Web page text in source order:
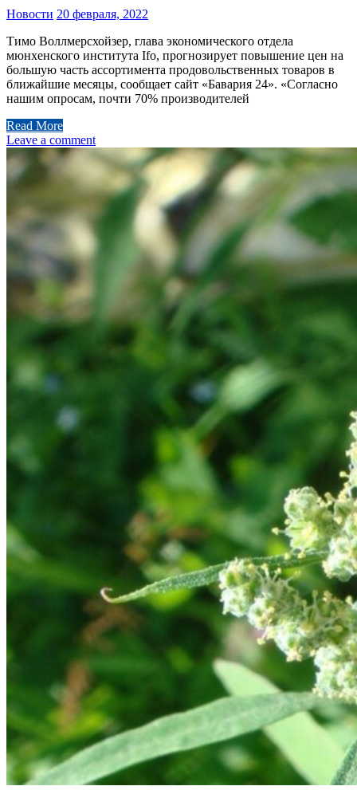
Новости 20 февраля, 2022
Тимо Воллмерсхойзер, глава экономического отдела
мюнхенского института Ifo, прогнозирует повышение цен на
большую часть ассортимента продовольственных товаров в
ближайшие месяцы, сообщает сайт «Бавария 24». «Согласно
нашим опросам, почти 70% производителей
Read More
Leave a comment